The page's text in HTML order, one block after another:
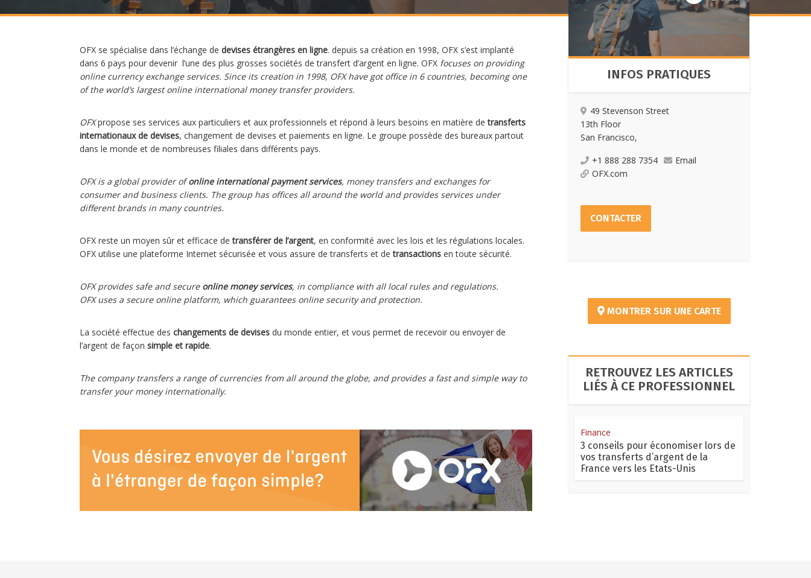
OFX se spécialise dans l’échange de devises étrangères en ligne. depuis sa création en 1998, OFX s’est implanté
dans 6 pays pour devenir l’une des plus grosses sociétés de transfert d’argent en ligne. OFX focuses on providing
online currency exchange services. Since its creation in 1998, OFX have got office in 6 countries, becoming one
of the world’s largest online international money transfer providers.
OFXpropose ses services aux particuliers et aux professionnels et répond à leurs besoins en matière detransferts
internationaux de devises, changement de devises et paiements en ligne. Le groupe possède des bureaux partout
dans le monde et de nombreuses filiales dans différents pays.
OFX is a global provider ofonline international payment services, money transfers and exchanges for
consumer and business clients. The group has offices all around the world and provides services under
different brands in many countries.
OFX reste un moyen sûr et efficace detransférer de l’argent, en conformité avec les lois et les régulations locales.
OFX utilise une plateforme Internet sécurisée et vous assure de transferts et detransactions en toute sécurité.
OFX provides safe and secure online money services, in compliance with all local rules and regulations.
OFX uses a secure online platform, which guarantees online security and protection.
La société effectue des changements de devises du monde entier, et vous permet de recevoir ou envoyer de
l’argent de façon simple et rapide.
The company transfers a range of currencies from all around the globe, and provides a fast and simple way to
transfer your money internationally.
INFOS PRATIQUES
49 Stevenson Street
13th Floor
San Francisco,
+1 888 288 7354
Email
OFX.com
CONTACTER
MONTRER SUR UNE CARTE
RETROUVEZ LES ARTICLES
LIÉS À CE PROFESSIONNEL
Finance
3 conseils pour économiser lors de
vos transferts d’argent de la
France vers les Etats-Unis